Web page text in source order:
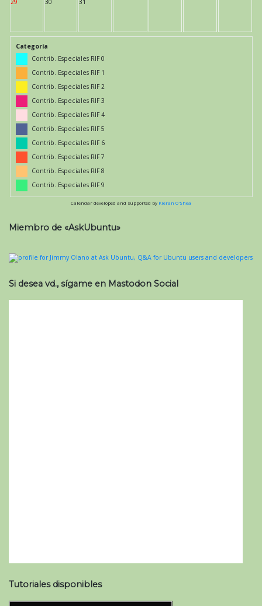
29 30 31
Categoría
Contrib. Especiales RIF 0
Contrib. Especiales RIF 1
Contrib. Especiales RIF 2
Contrib. Especiales RIF 3
Contrib. Especiales RIF 4
Contrib. Especiales RIF 5
Contrib. Especiales RIF 6
Contrib. Especiales RIF 7
Contrib. Especiales RIF 8
Contrib. Especiales RIF 9
Calendar developed and supported by Kieran O'Shea
Miembro de «AskUbuntu»
Si desea vd., sígame en Mastodon Social
Tutoriales disponibles